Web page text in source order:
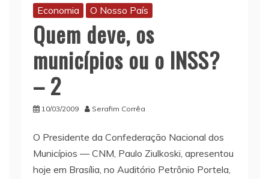
Economia O Nosso País
Quem deve, os
municípios ou o INSS?
– 2
10/03/2009 Serafim Corrêa
O Presidente da Confederação Nacional dos
Municípios — CNM, Paulo Ziulkoski, apresentou
hoje em Brasília, no Auditório Petrônio Portela,